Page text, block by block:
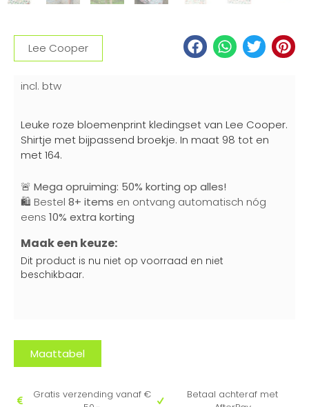
Lee Cooper
incl. btw
Leuke roze bloemenprint kledingset van Lee Cooper.
Shirtje met bijpassend broekje. In maat 98 tot en
met 164.
🚨 Mega opruiming: 50% korting op alles!
🛍️ Bestel 8+ items en ontvang automatisch nóg
eens 10% extra korting
Maak een keuze:
Dit product is nu niet op voorraad en niet
beschikbaar.
Maattabel
Gratis verzending vanaf €
Betaal achteraf met